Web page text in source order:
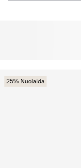
25% Nuolaida